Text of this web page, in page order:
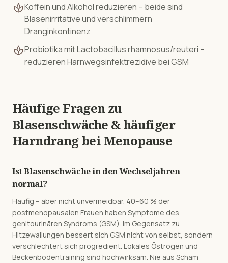
spaKoffein und Alkohol reduzieren – beide sind
Blasenirritative und verschlimmern
Dranginkontinenz
spaProbiotika mit Lactobacillus rhamnosus/reuteri –
reduzieren Harnwegsinfektrezidive bei GSM
Häufige Fragen zu
Blasenschwäche & häufiger
Harndrangbei Menopause
Ist Blasenschwäche in den Wechseljahren
normal?
Häufig – aber nicht unvermeidbar. 40–60 % der
postmenopausalen Frauen haben Symptome des
genitourinären Syndroms (GSM). Im Gegensatz zu
Hitzewallungen bessert sich GSM nicht von selbst, sondern
verschlechtert sich progredient. Lokales Östrogen und
Beckenbodentraining sind hochwirksam. Nie aus Scham